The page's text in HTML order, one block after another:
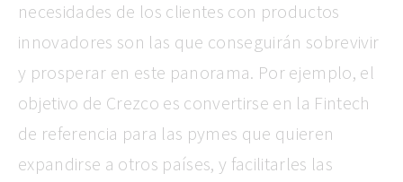
necesidades de los clientes con productos
innovadores son las que conseguirán sobrevivir
y prosperar en este panorama. Por ejemplo, el
objetivo de Crezco es convertirse en la Fintech
de referencia para las pymes que quieren
expandirse a otros países, y facilitarles las